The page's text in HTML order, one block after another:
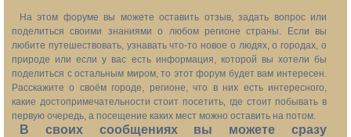
На этом форуме вы можете оставить отзыв, задать вопрос или
поделиться своими знаниями о любом регионе страны. Если вы
любите путешествовать, узнавать что-то новое о людях, о городах, о
природе или если у вас есть информация, которой вы хотели бы
поделиться с остальным миром, то этот форум будет вам интересен.
Расскажите о своём городе, регионе, что в них есть интересного,
какие достопримечательности стоит посетить, где стоит побывать в
первую очередь, а посещение каких мест можно оставить на потом.
В своих сообщениях вы можете сразу